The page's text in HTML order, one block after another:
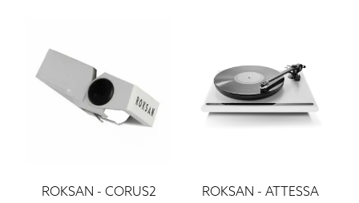
ROKSAN - CORUS2
ROKSAN - ATTESSA